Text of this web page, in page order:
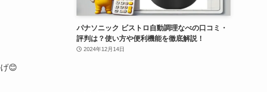
😊
パナソニック ビストロ自動調理なべの口コミ・
評判は？使い方や便利機能を徹底解説！
2024年12月14日